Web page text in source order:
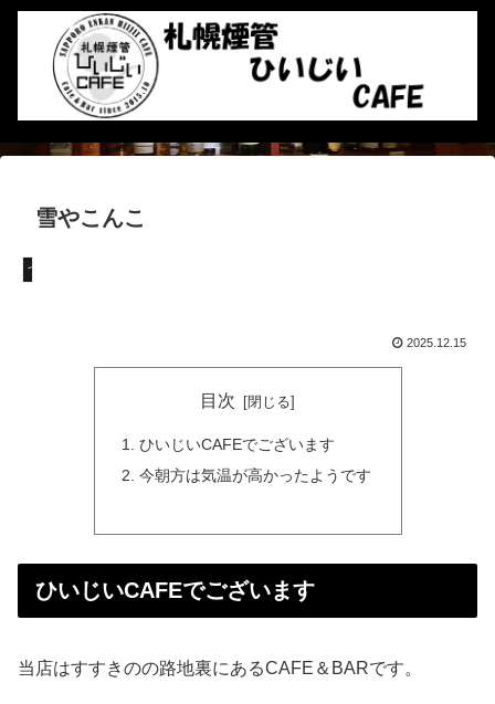
雪やこんこ
つぶやき
2025.12.15
目次
ひいじいCAFEでございます
今朝方は気温が高かったようです
ひいじいCAFEでございます
当店はすすきのの路地裏にあるCAFE＆BARです。